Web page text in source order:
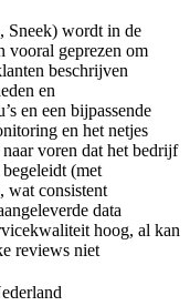
Sneek) wordt in de
vooral geprezen om
beschrijven
en
en een bijpassende
en het netjes
voren dat het bedrijf
(met
wat consistent
data
hoog, al kan
reviews niet